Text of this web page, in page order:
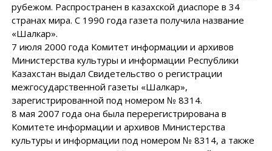
рубежом. Распространен в казахской диаспоре в 34
странах мира. С 1990 года газета получила название
«Шалкар».
7 июля 2000 года Комитет информации и архивов
Министерства культуры и информации Республики
Казахстан выдал Свидетельство о регистрации
межгосударственной газеты «Шалкар»,
зарегистрированной под номером № 8314.
8 мая 2007 года она была перерегистрирована в
Комитете информации и архивов Министерства
культуры и информации под номером № 8314, а также